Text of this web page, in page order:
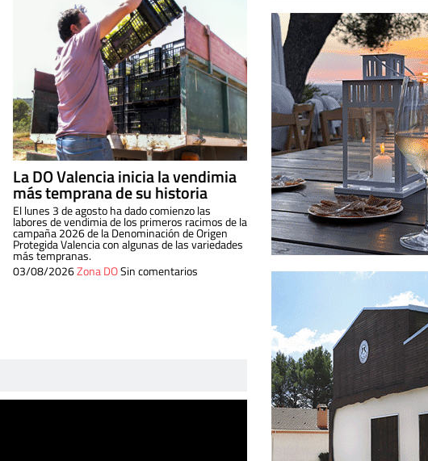
La DO Valencia inicia la vendimia
más temprana de su historia
El lunes 3 de agosto ha dado comienzo las
labores de vendimia de los primeros racimos de la
campaña 2026 de la Denominación de Origen
Protegida Valencia con algunas de las variedades
más tempranas.
03/08/2026Zona DOSin comentarios